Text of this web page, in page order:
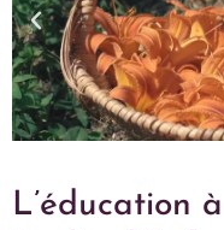
L’éducation